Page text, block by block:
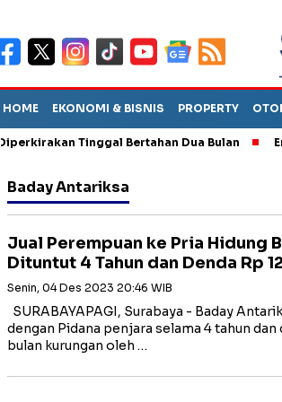
HOME EKONOMI & BISNIS PROPERTY
Tinggal Bertahan Dua Bulan
Baday Antariksa
Jual Perempuan ke Pria Hidung
Dituntut 4 Tahun dan Denda Rp
Senin, 04 Des 2023 20:46 WIB
SURABAYAPAGI, Surabaya - Baday
dengan Pidana penjara selama 4 tahun
bulan kurungan oleh …